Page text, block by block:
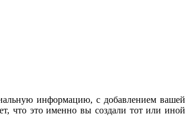
информацию, с добавлением вашей
что это именно вы создали тот или иной